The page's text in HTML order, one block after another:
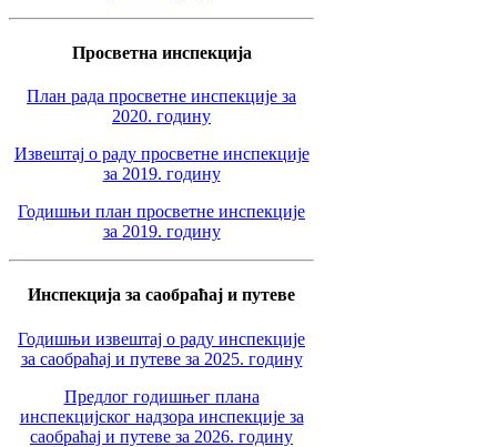
Просветна инспекција
План рада просветне инспекције за
2020. годину
Извештај о раду просветне инспекције
за 2019. годину
Годишњи план просветне инспекције
за 2019. годину
Инспекција за саобраћај и путеве
Годишњи извештај о раду инспекције
за саобраћај и путеве за 2025. годину
Предлог годишњег плана
инспекцијског надзора инспекције за
саобраћај и путеве за 2026. годину